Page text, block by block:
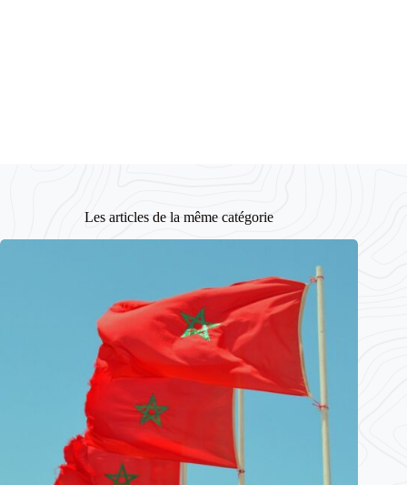
Les articles de la même catégorie